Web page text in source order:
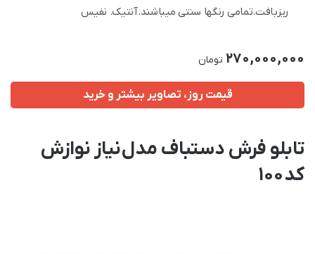
ریزبافت.تمامی رنگها سنتی میباشند.آنتیک. نفیس
270,000,000 تومان
قیمت روز، تصاویر بیشتر و خرید
تابلو فرش دستباف مدل نیاز نوازش
کد 100